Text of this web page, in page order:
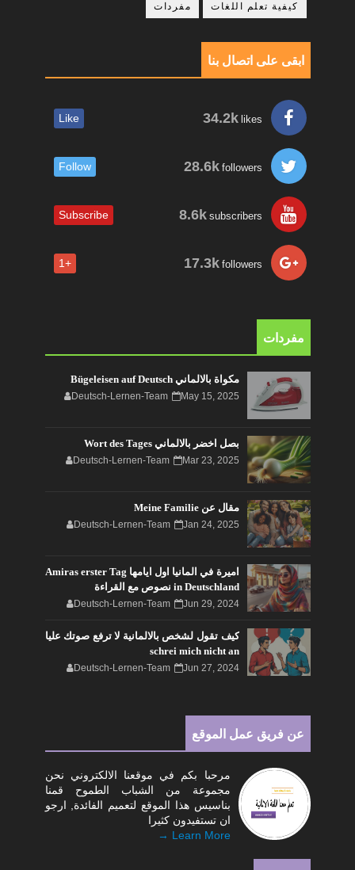
كيفية تعلم اللغات مفردات
ابقى على اتصال بنا
34.2k likes
Like
28.6k followers
Follow
8.6k subscribers
Subscribe
17.3k followers
+1
مفردات
مكواة بالالماني Bügeleisen auf Deutsch
Deutsch-Lernen-Team May 15, 2025
بصل اخضر بالالماني Wort des Tages
Deutsch-Lernen-Team Mar 23, 2025
مقال عن Meine Familie
Deutsch-Lernen-Team Jan 24, 2025
اميرة في المانيا اول ايامها Amiras erster Tag
in Deutschland نصوص مع القراءة
Deutsch-Lernen-Team Jun 29, 2024
كيف تقول لشخص بالالمانية لا ترفع صوتك عليا
schrei mich nicht an
Deutsch-Lernen-Team Jun 27, 2024
عن فريق عمل الموقع
مرحبا بكم في موقعنا الالكتروني نحن
مجموعة من الشباب الطموح قمنا
بناسيس هذا الموقع لتعميم الفائدة, ارجو
ان تستفيدون كثيرا
Learn More →